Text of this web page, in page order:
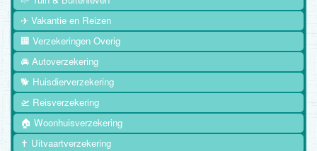
✈️ Vakantie en Reizen
🏢 Verzekeringen Overig
🚘 Autoverzekering
🐕 Huisdierverzekering
🛫 Reisverzekering
🏠 Woonhuisverzekering
✝️ Uitvaartverzekering